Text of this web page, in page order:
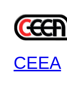
Inhalt
springen
CEEA